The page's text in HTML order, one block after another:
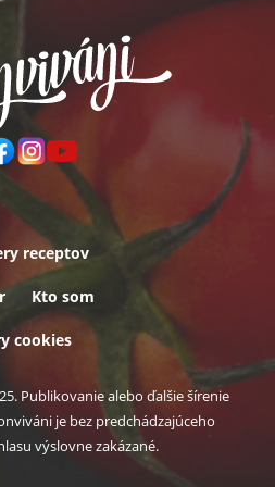
receptov
Kto som
cookies
Publikovanie alebo ďalšie šírenie
je bez predchádzajúceho
výslovne zakázané.